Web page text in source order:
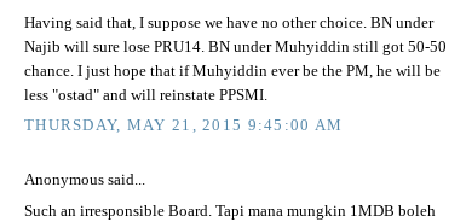
Having said that, I suppose we have no other choice. BN under
Najib will sure lose PRU14. BN under Muhyiddin still got 50-50
chance. I just hope that if Muhyiddin ever be the PM, he will be
less "ostad" and will reinstate PPSMI.
THURSDAY, MAY 21, 2015 9:45:00 AM
Anonymous said...
Such an irresponsible Board. Tapi mana mungkin 1MDB boleh